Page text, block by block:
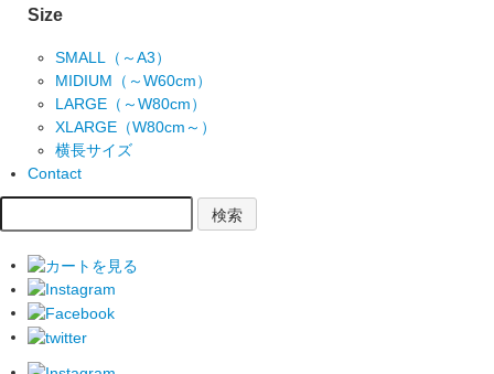
Size
SMALL（～A3）
MIDIUM（～W60cm）
LARGE（～W80cm）
XLARGE（W80cm～）
横長サイズ
Contact